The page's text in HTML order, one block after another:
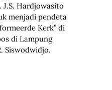
J.S. Hardjowasito
menjadi pendeta
Kerk” di
di Lampung
Siswodwidjo.